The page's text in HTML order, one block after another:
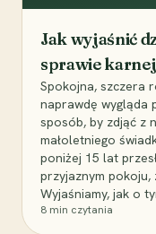
Jak wyjaśnić
sprawie
Spokojna, szczera
naprawdę wygląda
sposób, by zdjąć z
małoletniego
poniżej 15 lat
przyjaznym pokoju,
Wyjaśniamy, jak o
8 min czytania